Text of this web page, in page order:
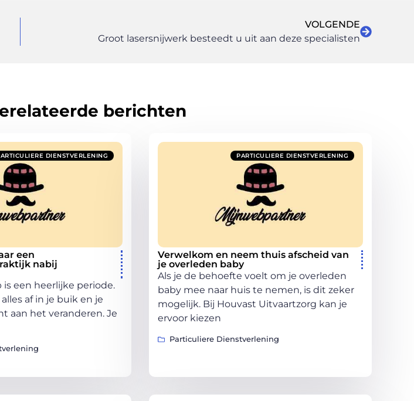
VOLGENDE
Groot lasersnijwerk besteedt u uit aan deze specialisten
berichten
DIENSTVERLENING
een
nabij
is een heerlijke periode.
af in je buik en je
aan het veranderen. Je
PARTICULIERE DIENSTVERLENING
Verwelkom en neem thuis afscheid van
je overleden baby
Als je de behoefte voelt om je overleden
baby mee naar huis te nemen, is dit zeker
mogelijk. Bij Houvast Uitvaartzorg kan je
ervoor kiezen
Particuliere Dienstverlening